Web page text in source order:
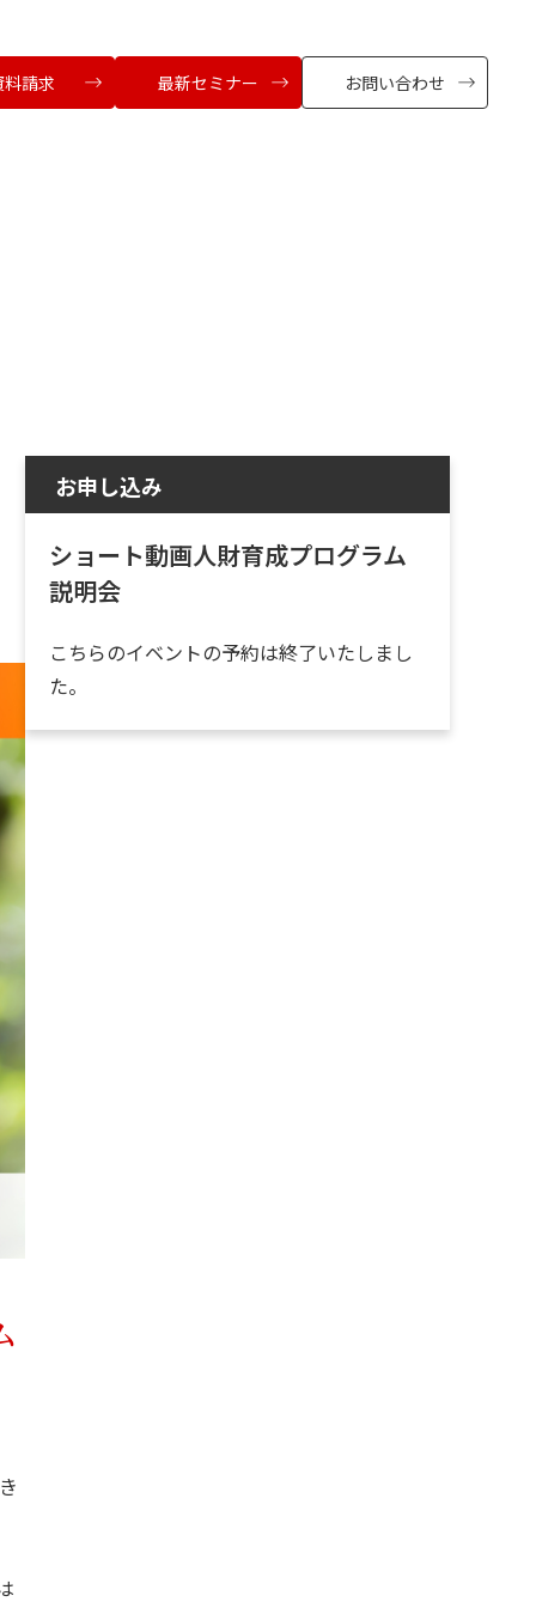
料請求 最新セミナー お問い合わせ
お申し込み
ショート動画人財育成プログラム
説明会
こちらのイベントの予約は終了いたしまし
た。